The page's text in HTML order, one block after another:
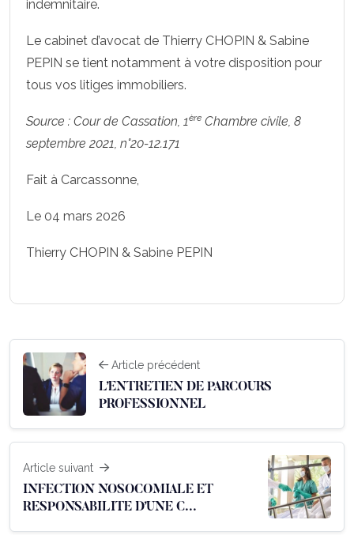
indemnitaire.
Le cabinet d’avocat de Thierry CHOPIN & Sabine
PEPIN se tient notamment à votre disposition pour
tous vos litiges immobiliers.
Source : Cour de Cassation, 1ère Chambre civile, 8
septembre 2021, n°20-12.171
Fait à Carcassonne,
Le 04 mars 2026
Thierry CHOPIN & Sabine PEPIN
Article précédent
L’ENTRETIEN DE PARCOURS
PROFESSIONNEL
Article suivant
INFECTION NOSOCOMIALE ET
RESPONSABILITE D’UNE C...